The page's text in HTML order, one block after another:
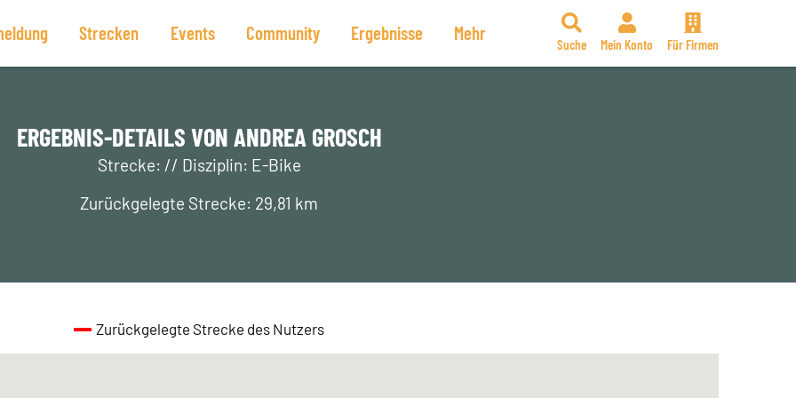
Strecken Events Community Ergebnisse Mehr
Suche Mein Konto Für Firmen
ERGEBNIS-DETAILS VON ANDREA GROSCH
Strecke: // Disziplin: E-Bike
Zurückgelegte Strecke: 29,81 km
Zurückgelegte Strecke des Nutzers